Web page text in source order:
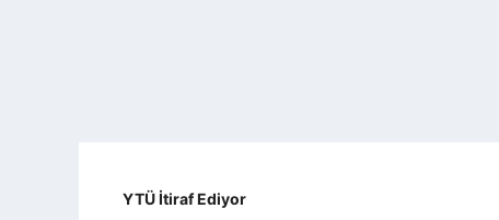
YTÜ İtiraf Ediyor